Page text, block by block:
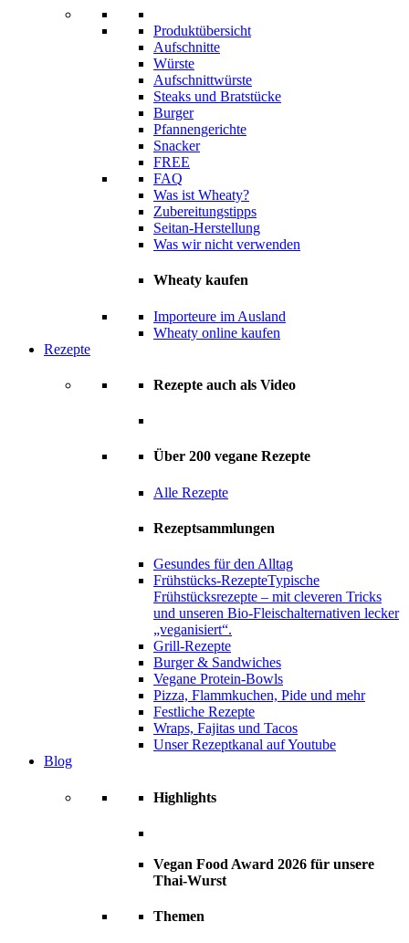
Produktübersicht
Aufschnitte
Würste
Aufschnittwürste
Steaks und Bratstücke
Burger
Pfannengerichte
Snacker
FREE
FAQ
Was ist Wheaty?
Zubereitungstipps
Seitan-Herstellung
Was wir nicht verwenden
Wheaty kaufen
Importeure im Ausland
Wheaty online kaufen
Rezepte
Rezepte auch als Video
Über 200 vegane Rezepte
Alle Rezepte
Rezeptsammlungen
Gesundes für den Alltag
Frühstücks-RezepteTypische
Frühstücksrezepte – mit cleveren Tricks
und unseren Bio-Fleischalternativen lecker
„veganisiert“.
Grill-Rezepte
Burger & Sandwiches
Vegane Protein-Bowls
Pizza, Flammkuchen, Pide und mehr
Festliche Rezepte
Wraps, Fajitas und Tacos
Unser Rezeptkanal auf Youtube
Blog
Highlights
Vegan Food Award 2026 für unsere
Thai-Wurst
Themen